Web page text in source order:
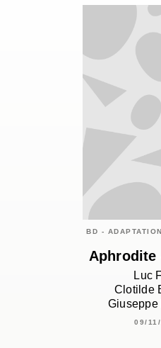
BD -
Aphrodite
Luc
Clotilde
Giuseppe
09/